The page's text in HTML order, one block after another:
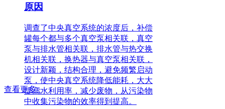
原因
调查了中央真空系统的浓度后，补偿
罐每个都与多个真空泵相关联，真空
泵与排水管相关联，排水管与热交换
机相关联，换热器与真空泵相关联，
设计新颖，结构合理，避免频繁启动
泵，使中央真空系统降低能耗，大大
提高水利用率，减少废物，从污染物
中收集污染物的效率得到提高。
查看更多>